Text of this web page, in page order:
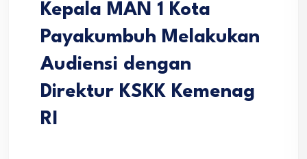
Kepala MAN 1 Kota
Payakumbuh Melakukan
Audiensi dengan
Direktur KSKK Kemenag
RI